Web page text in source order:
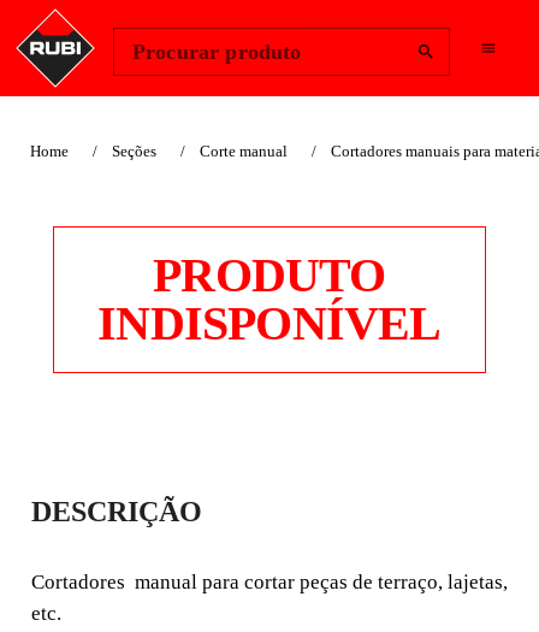
Procurar produto
Home Seções Corte manual Cortadores manuais para
PRODUTO
INDISPONÍVEL
CORTA TERRAÇOS
etc. O sistema de ajuste das lâminas facilita a colocação
do material a ser cortado com rapidez e precisão.
DESCRIÇÃO
Cortadores manual para cortar peças de terraço, lajetas,
etc.